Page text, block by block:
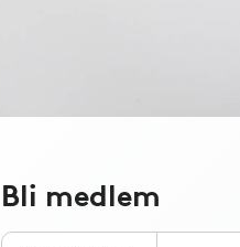
Bli medlem